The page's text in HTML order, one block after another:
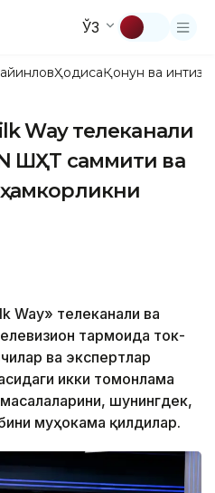
ЎЗ
ҲодисаҚонун ва
Way телеканали
ШҲТ саммити ва
Way» телеканали ва
тармоғида ток-
ва экспертлар
икки томонлама
шунингдек,
муҳокама қилдилар.